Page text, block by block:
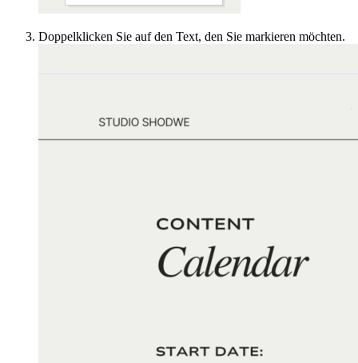
Doppelklicken Sie auf den Text, den Sie markieren möchten.